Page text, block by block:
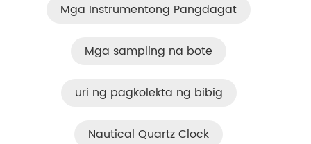
Mga Instrumentong Pangdagat
Mga sampling na bote
uri ng pagkolekta ng bibig
Nautical Quartz Clock